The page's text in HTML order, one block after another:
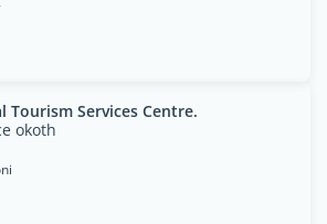
Tourism Services Centre.
okoth